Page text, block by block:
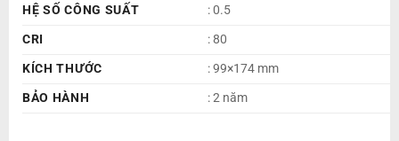
HỆ SỐ CÔNG SUẤT
: 0.5
CRI
: 80
KÍCH THƯỚC
: 99×174 mm
BẢO HÀNH
: 2 năm